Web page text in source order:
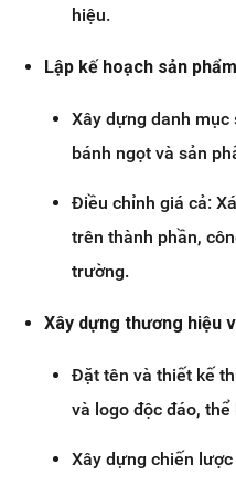
hiệu.
Lập kế hoạch sản
Xây dựng danh mục
bánh ngọt và sản
Điều chỉnh giá cả:
trên thành phần,
trường.
Xây dựng thương hiệu
Đặt tên và thiết kế
và logo độc đáo,
Xây dựng chiến